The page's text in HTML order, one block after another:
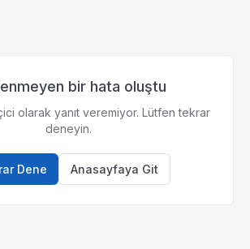
bir hata oluştu
olarak yanıt veremiyor. Lütfen tekrar
deneyin.
Dene Anasayfaya Git